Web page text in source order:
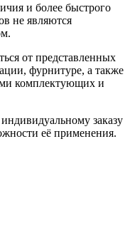
и более быстрого
не являются
от представленных
фурнитуре, а также
комплектующих и
заказу
её применения.